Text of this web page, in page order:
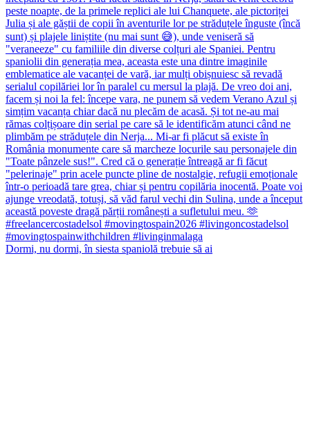
Dormi, nu dormi, în siesta spaniolă trebuie să ai